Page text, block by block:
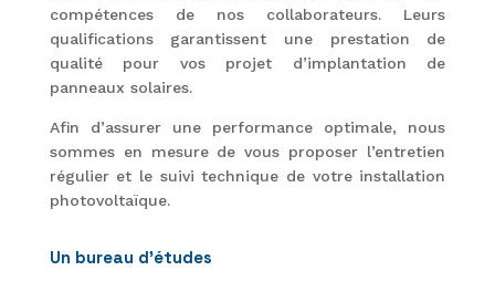
compétences de nos collaborateurs. Leurs
qualifications garantissent une prestation de
qualité pour vos projet d’implantation de
panneaux solaires.
Afin d’assurer une performance optimale, nous
sommes en mesure de vous proposer l’entretien
régulier et le suivi technique de votre installation
photovoltaïque.
Un bureau d’études